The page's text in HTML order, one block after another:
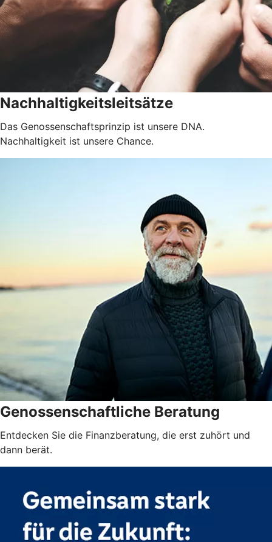
Nachhaltigkeitsleitsätze
Das Genossenschaftsprinzip ist unsere DNA.
Nachhaltigkeit ist unsere Chance.
Genossenschaftliche Beratung
Entdecken Sie die Finanzberatung, die erst zuhört und
dann berät.